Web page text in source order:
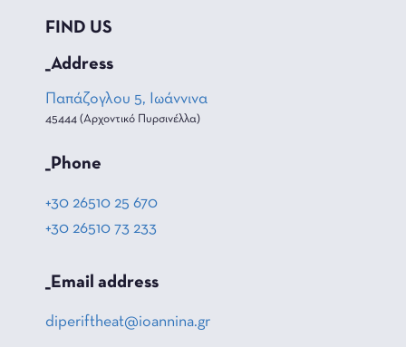
FIND US
_Address
Παπάζογλου 5, Ιωάννινα
45444 (Αρχοντικό Πυρσινέλλα)
_Phone
+30 26510 25 670
+30 26510 73 233
_Email address
diperiftheat@ioannina.gr